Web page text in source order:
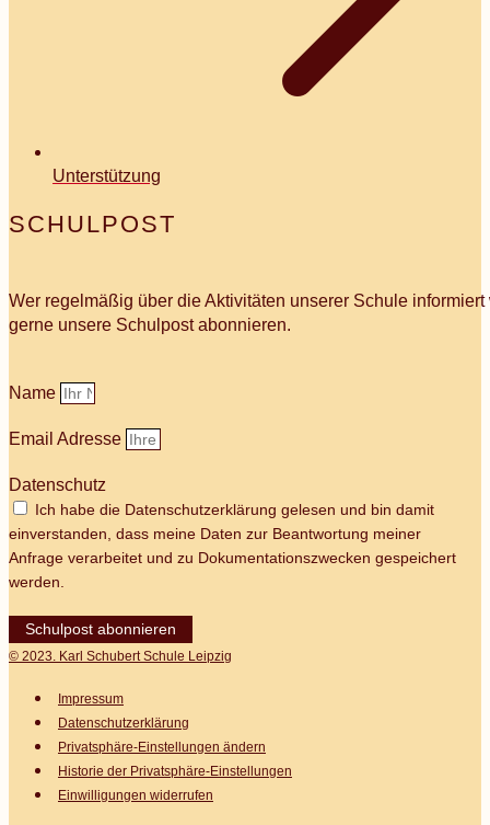
Unterstützung
SCHULPOST
Wer regelmäßig über die Aktivitäten unserer Schule
gerne unsere Schulpost abonnieren.
Name
Email Adresse
Datenschutz
Ich habe die Datenschutzerklärung gelesen und bin damit
einverstanden, dass meine Daten zur Beantwortung meiner
Anfrage verarbeitet und zu Dokumentationszwecken gespeichert
werden.
Schulpost abonnieren
© 2023. Karl Schubert Schule Leipzig
Impressum
Datenschutz­erklärung
Privatsphäre-Einstellungen ändern
Historie der Privatsphäre-Einstellungen
Einwilligungen widerrufen